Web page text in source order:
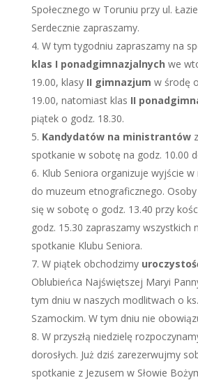
Społecznego w Toruniu przy ul.
Serdecznie zapraszamy.
W tym tygodniu zapraszamy na
klas I ponadgimnazjalnych we
19.00, klasy II gimnazjum w środę
19.00, natomiast klas II
piątek o godz. 18.30.
Kandydatów na ministrantów
spotkanie w sobotę na godz. 10.00
Klub Seniora organizuje wyjście
do muzeum etnograficznego.
się w sobotę o godz. 13.40 przy
godz. 15.30 zapraszamy wszystkich
spotkanie Klubu Seniora.
W piątek obchodzimy
Oblubieńca Najświętszej Maryi
tym dniu w naszych modlitwach o
Szamockim. W tym dniu nie
W przyszłą niedzielę
dorosłych. Już dziś zarezerwujmy
spotkanie z Jezusem w Słowie